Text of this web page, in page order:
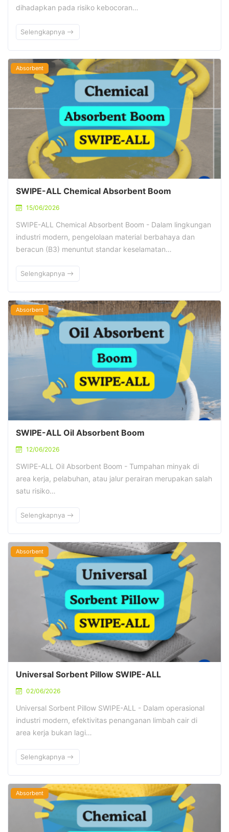
dihadapkan pada risiko kebocoran…
Selengkapnya
Absorbent
SWIPE-ALL Chemical Absorbent Boom
15/06/2026
SWIPE-ALL Chemical Absorbent Boom - Dalam lingkungan
industri modern, pengelolaan material berbahaya dan
beracun (B3) menuntut standar keselamatan…
Selengkapnya
Absorbent
SWIPE-ALL Oil Absorbent Boom
12/06/2026
SWIPE-ALL Oil Absorbent Boom - Tumpahan minyak di
area kerja, pelabuhan, atau jalur perairan merupakan salah
satu risiko…
Selengkapnya
Absorbent
Universal Sorbent Pillow SWIPE-ALL
02/06/2026
Universal Sorbent Pillow SWIPE-ALL - Dalam operasional
industri modern, efektivitas penanganan limbah cair di
area kerja bukan lagi…
Selengkapnya
Absorbent